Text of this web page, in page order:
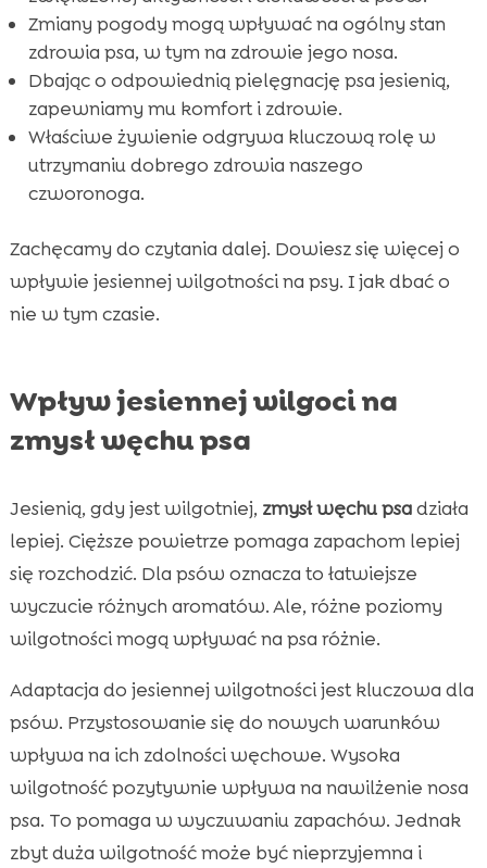
 Właściwa opieka nad starszymi psami jesienią
CricksyDog – idealny wybór żywienia
 Zalety hipoalergicznych formuł Cricksy Dog
 Ely – mokra karma na bazie mięsa
 MeatLover – przysmaki mięsne
 Wniosek
FAQ
Zmiany pogody mogą wpływać na ogólny stan
zdrowia psa, w tym na zdrowie jego nosa.
Dbając o odpowiednią pielęgnację psa jesienią,
zapewniamy mu komfort i zdrowie.
Właściwe żywienie odgrywa kluczową rolę w
utrzymaniu dobrego zdrowia naszego
czworonoga.
Zachęcamy do czytania dalej. Dowiesz się więcej o
wpływie jesiennej wilgotności na psy. I jak dbać o
nie w tym czasie.
Wpływ jesiennej wilgoci na
zmysł węchu psa
Jesienią, gdy jest wilgotniej, zmysł węchu psadziała
lepiej. Cięższe powietrze pomaga zapachom lepiej
się rozchodzić. Dla psów oznacza to łatwiejsze
wyczucie różnych aromatów. Ale, różne poziomy
wilgotności mogą wpływać na psa różnie.
Adaptacja do jesiennej wilgotności jest kluczowa dla
psów. Przystosowanie się do nowych warunków
wpływa na ich zdolności węchowe. Wysoka
wilgotność pozytywnie wpływa na nawilżenie nosa
psa. To pomaga w wyczuwaniu zapachów. Jednak
zbyt duża wilgotność może być nieprzyjemna i